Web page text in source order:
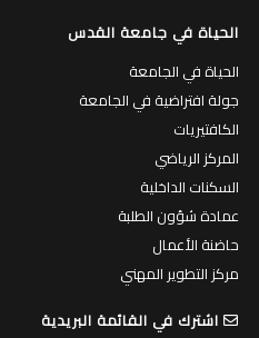
الحياة في جامعة القدس
الحياة في الجامعة
جولة افتراضية في الجامعة
الكافتيريات
المركز الرياضي
السكنات الداخلية
عمادة شؤون الطلبة
حاضنة الأعمال
مركز التطوير المهني
اشترك في القائمة البريدية